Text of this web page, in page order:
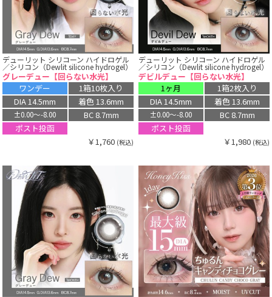
デューリット シリコーン ハイドロゲル
／シリコン（Dewlit silicone hydrogel）
グレーデュー【回らない水光】
ワンデー
1箱10枚入り
DIA 14.5mm
着色 13.6mm
±0.00〜-8.00
BC 8.7mm
ポスト投函
￥1,760 (税込)
デューリット シリコーン ハイドロゲル
／シリコン（Dewlit silicone hydrogel）
デビルデュー【回らない水光】
1ヶ月
1箱2枚入り
DIA 14.5mm
着色 13.6mm
±0.00〜-8.00
BC 8.7mm
ポスト投函
￥1,980 (税込)